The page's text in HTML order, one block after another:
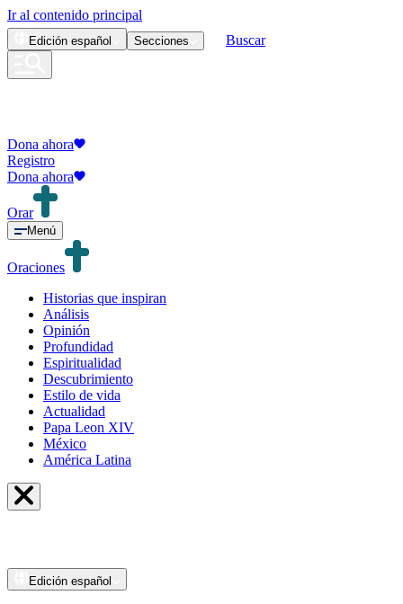
Ir al contenido principal
Edición español Secciones Buscar
Dona ahora
Registro
Dona ahora
Orar
Menú
Oraciones
Historias que inspiran
Análisis
Opinión
Profundidad
Espiritualidad
Descubrimiento
Estilo de vida
Actualidad
Papa Leon XIV
México
América Latina
Edición español